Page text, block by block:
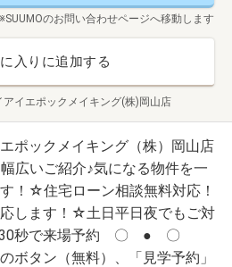
※SUUMOのお問い合わせページへ移動します
入りに追加する
アイエポックメイキング(株)岡山店
ポックメイキング（株）岡山店
広いご紹介♪気になる物件を一
！☆住宅ローン相談無料対応！
します！☆土日平日夜でもご対
秒で来場予約 〇 ● 〇
ボタン（無料）、「見学予約」